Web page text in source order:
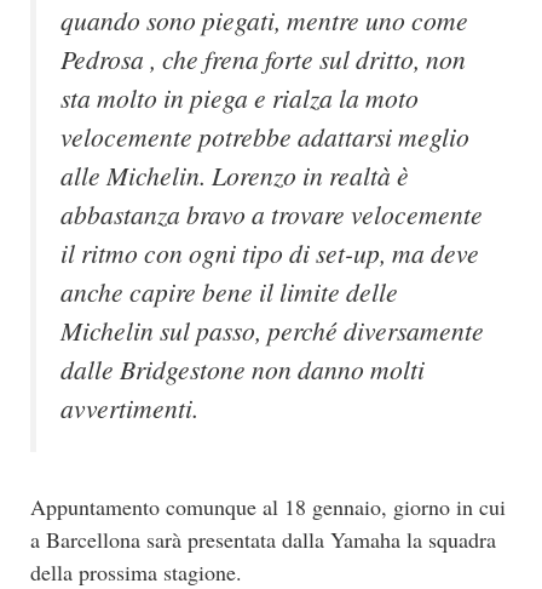
quando sono piegati, mentre uno come
Pedrosa , che frena forte sul dritto, non
sta molto in piega e rialza la moto
velocemente potrebbe adattarsi meglio
alle Michelin. Lorenzo in realtà è
abbastanza bravo a trovare velocemente
il ritmo con ogni tipo di set-up, ma deve
anche capire bene il limite delle
Michelin sul passo, perché diversamente
dalle Bridgestone non danno molti
avvertimenti.
Appuntamento comunque al 18 gennaio, giorno in cui
a Barcellona sarà presentata dalla Yamaha la squadra
della prossima stagione.